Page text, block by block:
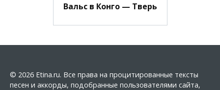
Вальс в Конго — Тверь
© 2026 Etina.ru. Все права на процитированные тексты
песен и аккорды, подобранные пользователями сайта,